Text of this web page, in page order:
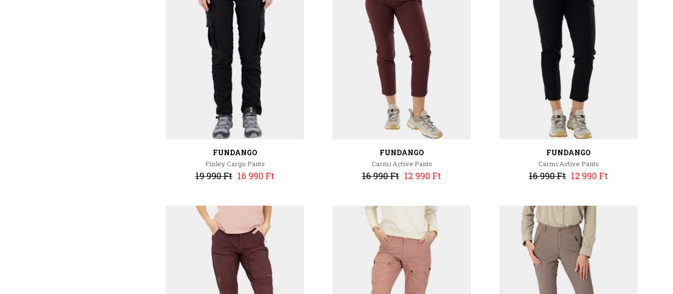
FUNDANGO
Finley Cargo Pants
19 990 Ft 16 990 Ft
FUNDANGO
Carmi Active Pants
16 990 Ft 12 990 Ft
FUNDANGO
Carmi Active Pants
16 990 Ft 12 990 Ft